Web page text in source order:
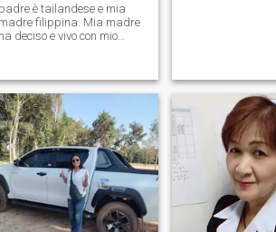
padre è tailandese e mia
madre filippina. Mia madre
ha deciso e vivo con mio
mia compagnia, Io 9 ero
con un uomo che era
uomo che era un uomo che
un uomo che era un uomo
era un uomo che era un
che era un uomo che
un uomo che era un uomo
era un uomo che era un
che era un uomo che
un uomo che era un uomo
era un uomo che era un
che era un uomo che